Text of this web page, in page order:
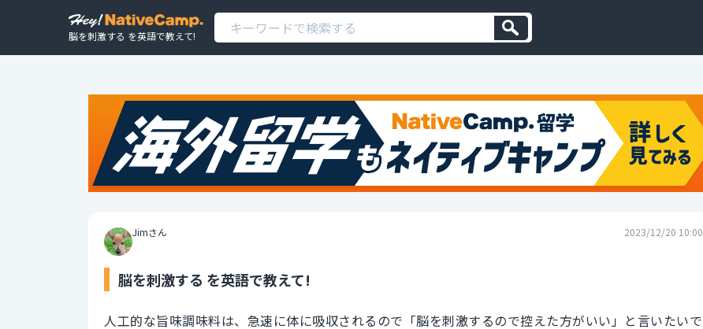
脳を刺激する を英語で教えて!
Jimさん 2023/12/20 10:00
脳を刺激する を英語で教えて!
人工的な旨味調味料は、急速に体に吸収されるので「脳を刺激するので控えた方がいい」と言いたいで